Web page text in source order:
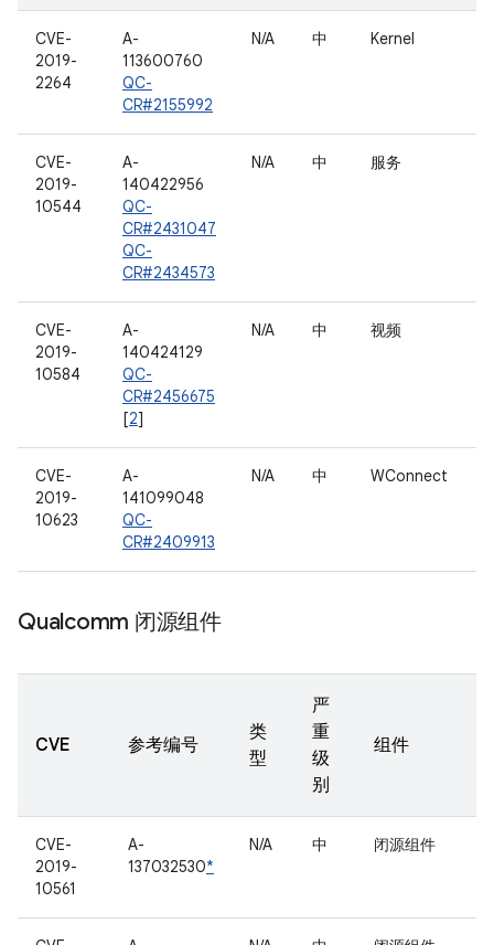
CVE-
2019-
2264
A-
113600760
QC-
CR#2155992
N/A 中 Kernel
CVE-
2019-
10544
A-
140422956
QC-
CR#2431047
QC-
CR#2434573
N/A 中 服务
CVE-
2019-
10584
A-
140424129
QC-
CR#2456675
[2]
N/A 中 视频
CVE-
2019-
10623
A-
141099048
QC-
CR#2409913
N/A 中 WConnect
Qualcomm 闭源组件
CVE 参考编号
类
型
严
重
级
别
组件
CVE-
2019-
10561
A-
137032530*
N/A 中 闭源组件